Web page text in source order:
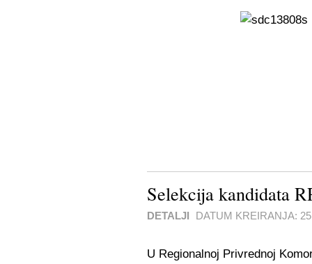
Selekcija kandidata
DETALJI DATUM KREIRANJA:
U Regionalnoj Privrednoj